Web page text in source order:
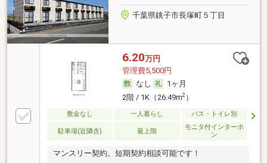
千葉県銚子市長塚町５丁目
6.20万円
管理費5,500円
なし
1ヶ月
2階 / 1K（26.49m2）
敷金なし 一人暮らし バス・トイレ別
駐車場(近隣含) 最上階
モニタ付インターホ
ン
マンスリー契約。短期契約相談可能です！